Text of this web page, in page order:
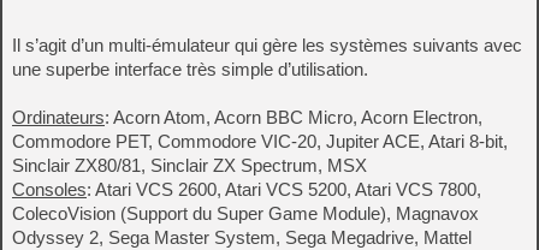
Il s’agit d’un multi-émulateur qui gère les systèmes suivants avec
une superbe interface très simple d’utilisation.
Ordinateurs: Acorn Atom, Acorn BBC Micro, Acorn Electron,
Commodore PET, Commodore VIC-20, Jupiter ACE, Atari 8-bit,
Sinclair ZX80/81, Sinclair ZX Spectrum, MSX
Consoles: Atari VCS 2600, Atari VCS 5200, Atari VCS 7800,
ColecoVision (Support du Super Game Module), Magnavox
Odyssey 2, Sega Master System, Sega Megadrive, Mattel